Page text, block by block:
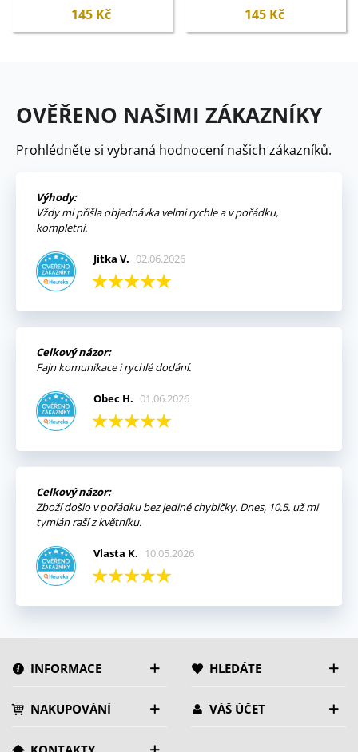
145 Kč 145 Kč
OVĚŘENO NAŠIMI ZÁKAZNÍKY
Prohlédněte si vybraná hodnocení našich zákazníků.
Výhody:
Vždy mi přišla objednávka velmi rychle a v pořádku,
kompletní.
Jitka V. 02.06.2026
Celkový názor:
Fajn komunikace i rychlé dodání.
Obec H. 01.06.2026
Celkový názor:
Zboží došlo v pořádku bez jediné chybičky. Dnes, 10.5. už mi
tymián raší z květníku.
Vlasta K. 10.05.2026
INFORMACE HLEDÁTE
NAKUPOVÁNÍ VÁŠ ÚČET